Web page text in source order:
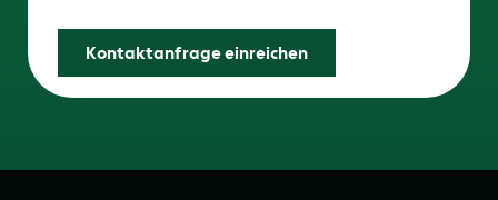
Kontaktanfrage einreichen